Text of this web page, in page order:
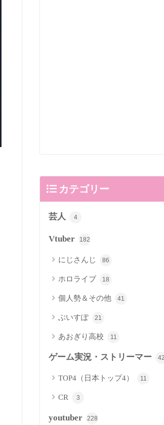
カテゴリー
芸人 4
Vtuber 182
にじさんじ 86
ホロライブ 18
個人勢＆その他 41
ぶいすぽ 21
あおぎり高校 11
ゲーム実況・ストリーマー 42
TOP4（日本トップ4） 11
CR 3
youtuber 228